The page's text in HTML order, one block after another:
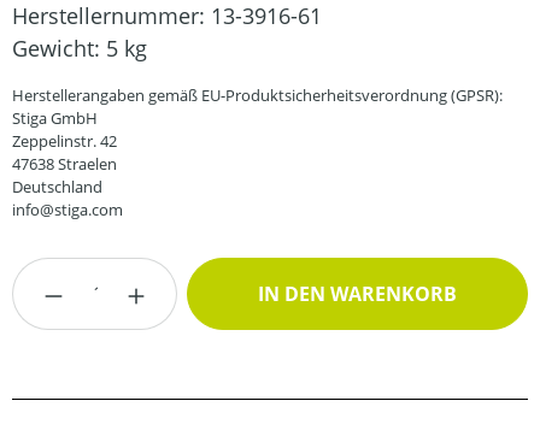
Herstellernummer: 13-3916-61
Gewicht: 5 kg
Herstellerangaben gemäß EU-Produktsicherheitsverordnung (GPSR):
Stiga GmbH
Zeppelinstr. 42
47638 Straelen
Deutschland
info@stiga.com
Produkt Anzahl: Gib den gewünschten
IN DEN WARENKORB